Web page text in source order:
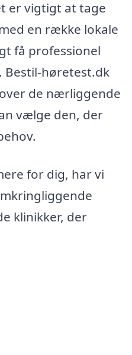
er vigtigt at tage
en række lokale
få professionel
Bestil-høretest.dk
de nærliggende
vælge den, der
for dig, har vi
klinikker, der